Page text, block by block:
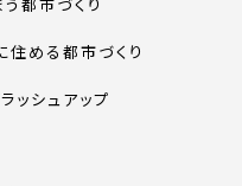
住める都市づくり
ッシュアップ